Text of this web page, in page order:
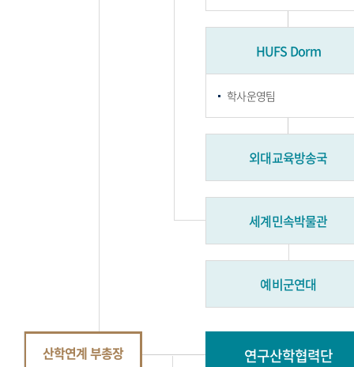
HUFS Dorm
학사운영팀
외대교육방송국
세계민속박물관
예비군연대
산학연계 부총장 연구산학협력단